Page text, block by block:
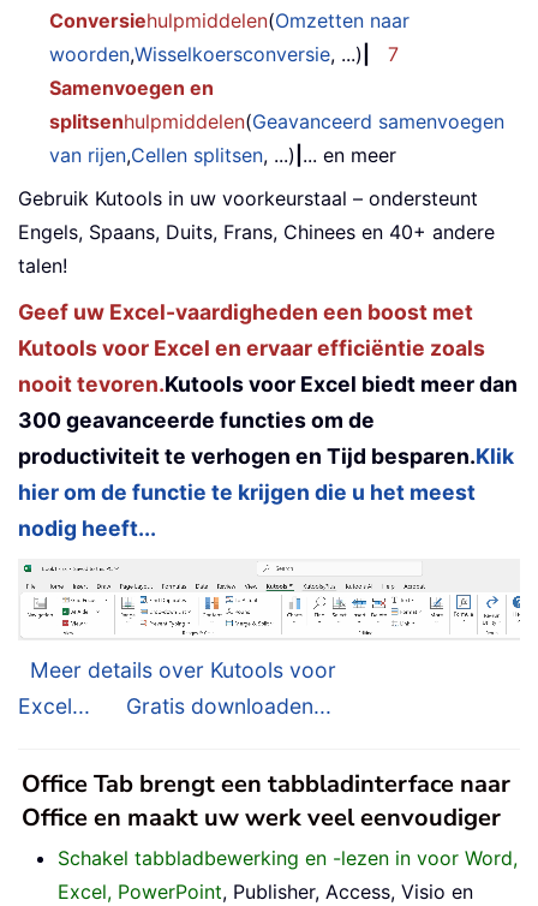
Conversiehulpmiddelen(Omzetten naar
woorden,Wisselkoersconversie, ...)
7
Samenvoegen en
splitsenhulpmiddelen(Geavanceerd samenvoegen
van rijen,Cellen splitsen, ...) ... en meer
Gebruik Kutools in uw voorkeurstaal – ondersteunt
Engels, Spaans, Duits, Frans, Chinees en 40+ andere
talen!
Geef uw Excel-vaardigheden een boost met
Kutools voor Excel en ervaar efficiëntie zoals
nooit tevoren.Kutools voor Excel biedt meer dan
300 geavanceerde functies om de
productiviteit te verhogen en Tijd besparen.Klik
hier om de functie te krijgen die u het meest
nodig heeft...
Meer details over Kutools voor
Excel...
Gratis downloaden...
Office Tab brengt een tabbladinterface naar
Office en maakt uw werk veel eenvoudiger
Schakel tabbladbewerking en -lezen in voor Word,
Excel, PowerPoint, Publisher, Access, Visio en